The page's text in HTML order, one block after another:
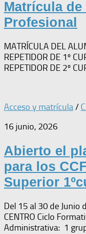
Matrícula
Profesional
MATRÍCULA DEL
REPETIDOR DE 1º
REPETIDOR DE 2º
Acceso y matrícula/
16 junio, 2026
Abierto el
para los
Superior
Del 15 al 30 de Junio
CENTRO Ciclo
Administrativa: 1